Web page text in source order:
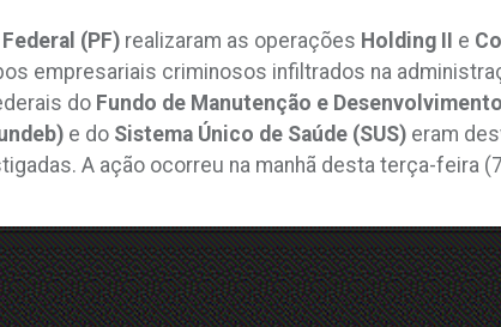
(PF) realizaram as operações Holding II e
empresariais criminosos infiltrados na
do Fundo de Manutenção e
e do Sistema Único de Saúde (SUS) eram
A ação ocorreu na manhã desta terça-feira